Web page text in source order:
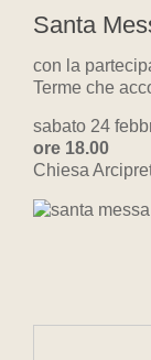
Santa
con la
Terme che
sabato 24
ore 18.00
Chiesa